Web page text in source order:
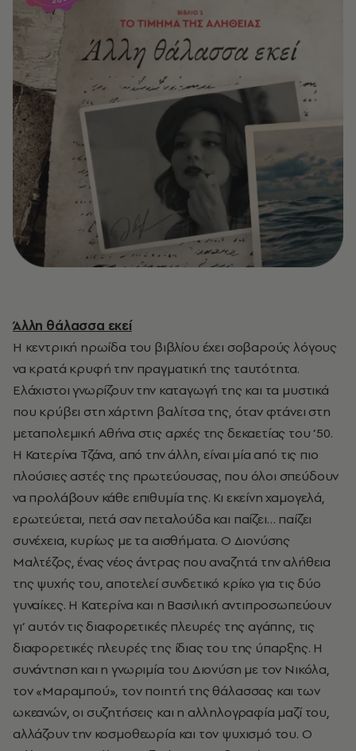
Άλλη θάλασσα εκεί
Η κεντρική ηρωίδα του βιβλίου έχει σοβαρούς λόγους
να κρατά κρυφή την πραγματική της ταυτότητα.
Ελάχιστοι γνωρίζουν την καταγωγή της και τα μυστικά
που κρύβει στη χάρτινη βαλίτσα της, όταν φτάνει στη
μεταπολεμική Αθήνα στις αρχές της δεκαετίας του ’50.
Η Κατερίνα Τζάνα, από την άλλη, είναι μία από τις πιο
πλούσιες αστές της πρωτεύουσας, που όλοι σπεύδουν
να προλάβουν κάθε επιθυμία της. Κι εκείνη χαμογελά,
ερωτεύεται, πετά σαν πεταλούδα και παίζει… παίζει
συνέχεια, κυρίως με τα αισθήματα. Ο Διονύσης
Μαλτέζος, ένας νέος άντρας που αναζητά την αλήθεια
της ψυχής του, αποτελεί συνδετικό κρίκο για τις δύο
γυναίκες. Η Κατερίνα και η Βασιλική αντιπροσωπεύουν
γι’ αυτόν τις διαφορετικές πλευρές της αγάπης, τις
διαφορετικές πλευρές της ίδιας του της ύπαρξης. Η
συνάντηση και η γνωριμία του Διονύση με τον Νικόλα,
τον «Μαραμπού», τον ποιητή της θάλασσας και των
ωκεανών, οι συζητήσεις και η αλληλογραφία μαζί του,
αλλάζουν την κοσμοθεωρία και τον ψυχισμό του. Ο